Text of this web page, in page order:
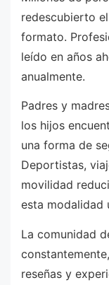
redescubierto
formato.
leído en años
anualmente.
Padres y
los hijos
una forma de
Deportistas,
movilidad
esta modalidad
La comunidad
reseñas y